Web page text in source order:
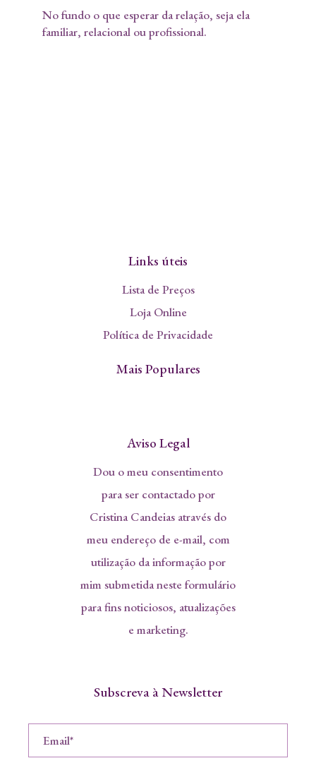
No fundo o que esperar da relação, seja ela
familiar, relacional ou profissional.
Links úteis
Lista de Preços
Loja Online
Política de Privacidade
Mais Populares
Aviso Legal
Dou o meu consentimento
para ser contactado por
Cristina Candeias através do
meu endereço de e-mail, com
utilização da informação por
mim submetida neste formulário
para fins noticiosos, atualizações
e marketing.
Subscreva à Newsletter